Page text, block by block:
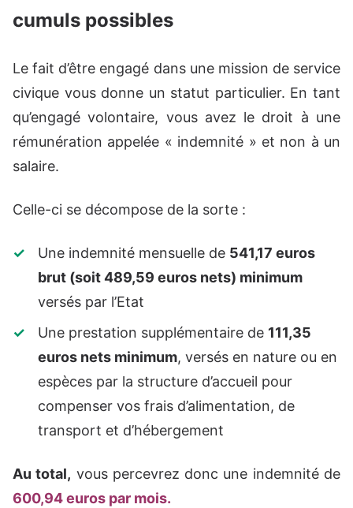
cumuls possibles
Le fait d’être engagé dans une mission de service
civique vous donne un statut particulier. En tant
qu’engagé volontaire, vous avez le droit à une
rémunération appelée « indemnité » et non à un
salaire.
Celle-ci se décompose de la sorte :
Une indemnité mensuelle de 541,17 euros
brut (soit 489,59 euros nets) minimum
versés par l’Etat
Une prestation supplémentaire de 111,35
euros nets minimum, versés en nature ou en
espèces par la structure d’accueil pour
compenser vos frais d’alimentation, de
transport et d’hébergement
Au total, vous percevrez donc une indemnité de
600,94 euros par mois.